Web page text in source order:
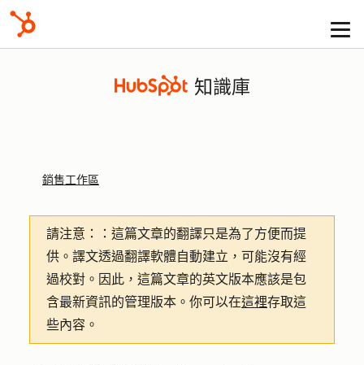
知識庫
銷售工作區
請注意：
：這篇文章的翻譯只是為了方便而提
供。譯文透過翻譯軟體自動建立，可能沒有經
過校對。因此，這篇文章的英文版本應該是包
含最新資訊的管理版本。你可以在這裡存取這
些內容。